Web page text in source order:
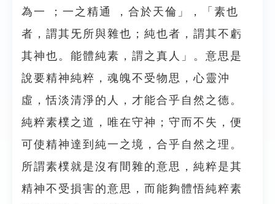
為一 ；一之精通 ，合於天倫」，「素也
者，謂其旡所與雜也；純也者，謂其不虧
其神也。能體純素，謂之真人」。意思是
說要精神純粹，魂魄不受物思，心靈沖
虛，恬淡清淨的人，才能合乎自然之德。
純粹素樸之道，唯在守神；守而不失，便
可使精神達到純一之境，合乎自然之理。
所謂素樸就是沒有間雜的意思，純粹是其
精神不受損害的意思，而能夠體悟純粹素